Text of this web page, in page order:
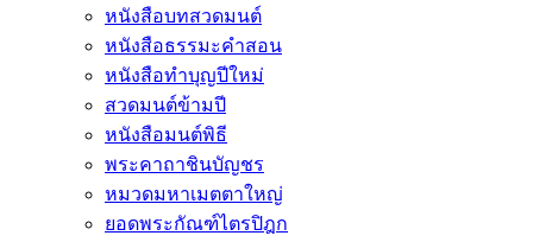
หนังสือบทสวดมนต์
หนังสือธรรมะคำสอน
หนังสือทำบุญปีใหม่
สวดมนต์ข้ามปี
หนังสือมนต์พิธี
พระคาถาชินบัญชร
หมวดมหาเมตตาใหญ่
ยอดพระกัณฑ์ไตรปิฎก